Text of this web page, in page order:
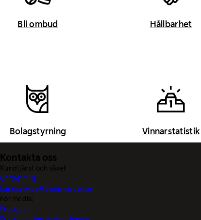
Bli ombud Hållbarhet
Bolagstyrning Vinnarstatistik
Kontakta oss
Kundtjänst och växel:
0770-11 11 11
kundservice@svenskaspel.se
För media:
Pressjour